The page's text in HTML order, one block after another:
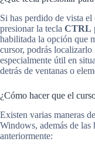
Si has perdido de vista
presionar la tecla CTRL
habilitada la opción que
cursor, podrás
especialmente útil en
detrás de ventanas o
¿Cómo hacer que el
Existen varias maneras
Windows, además de las
anteriormente: